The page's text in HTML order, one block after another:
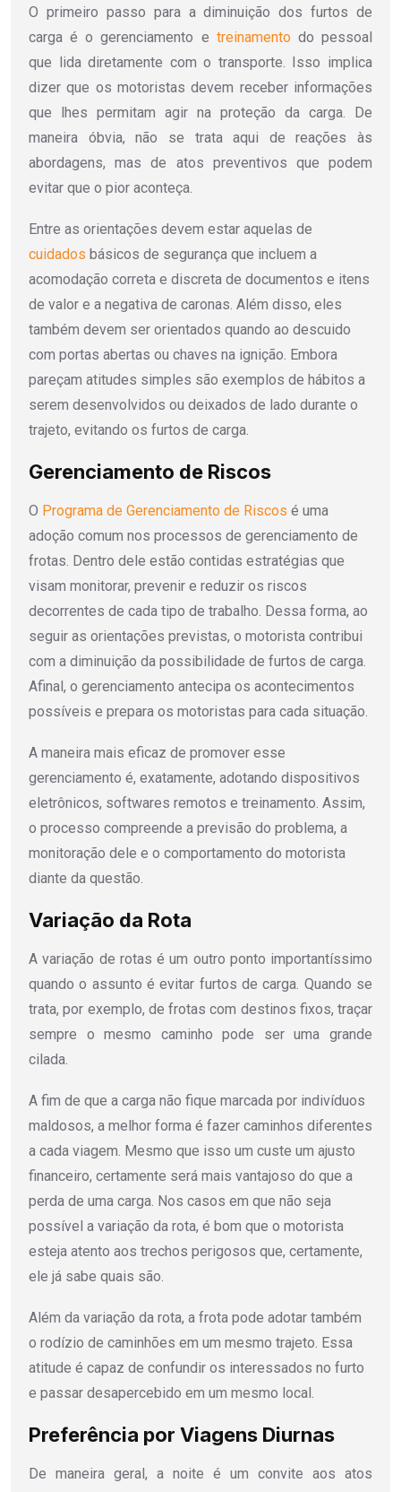
O primeiro passo para a diminuição dos furtos de
carga é o gerenciamento e treinamentodo pessoal
que lida diretamente com o transporte. Isso implica
dizer que os motoristas devem receber informações
que lhes permitam agir na proteção da carga. De
maneira óbvia, não se trata aqui de reações às
abordagens, mas de atos preventivos que podem
evitar que o pior aconteça.
Entre as orientações devem estar aquelas de
cuidados básicos de segurança que incluem a
acomodação correta e discreta de documentos e itens
de valor e a negativa de caronas. Além disso, eles
também devem ser orientados quando ao descuido
com portas abertas ou chaves na ignição. Embora
pareçam atitudes simples são exemplos de hábitos a
serem desenvolvidos ou deixados de lado durante o
trajeto, evitando os furtos de carga.
Gerenciamento de Riscos
O Programa de Gerenciamento de Riscos é uma
adoção comum nos processos de gerenciamento de
frotas. Dentro dele estão contidas estratégias que
visam monitorar, prevenir e reduzir os riscos
decorrentes de cada tipo de trabalho. Dessa forma, ao
seguir as orientações previstas, o motorista contribui
com a diminuição da possibilidade de furtos de carga.
Afinal, o gerenciamento antecipa os acontecimentos
possíveis e prepara os motoristas para cada situação.
A maneira mais eficaz de promover esse
gerenciamento é, exatamente, adotando dispositivos
eletrônicos, softwares remotos e treinamento. Assim,
o processo compreende a previsão do problema, a
monitoração dele e o comportamento do motorista
diante da questão.
Variação da Rota
A variação de rotas é um outro ponto importantíssimo
quando o assunto é evitar furtos de carga. Quando se
trata, por exemplo, de frotas com destinos fixos, traçar
sempre o mesmo caminho pode ser uma grande
cilada.
A fim de que a carga não fique marcada por indivíduos
maldosos, a melhor forma é fazer caminhos diferentes
a cada viagem. Mesmo que isso um custe um ajusto
financeiro, certamente será mais vantajoso do que a
perda de uma carga. Nos casos em que não seja
possível a variação da rota, é bom que o motorista
esteja atento aos trechos perigosos que, certamente,
ele já sabe quais são.
Além da variação da rota, a frota pode adotar também
o rodízio de caminhões em um mesmo trajeto. Essa
atitude é capaz de confundir os interessados no furto
e passar desapercebido em um mesmo local.
Preferência por Viagens Diurnas
De maneira geral, a noite é um convite aos atos